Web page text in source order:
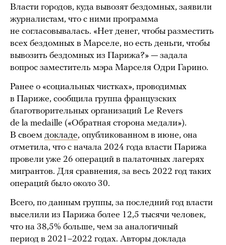
Власти городов, куда вывозят бездомных, заявили
журналистам, что с ними программа
не согласовывалась. «Нет денег, чтобы разместить
всех бездомных в Марселе, но есть деньги, чтобы
вывозить бездомных из Парижа?» — задала
вопрос заместитель мэра Марселя Одри Гарино.
Ранее о «социальных чистках», проводимых
в Париже, сообщила группа французских
благотворительных организаций Le Revers
de la medaille («Обратная сторона медали»).
В своем докладе, опубликованном в июне, она
отметила, что с начала 2024 года власти Парижа
провели уже 26 операций в палаточных лагерях
мигрантов. Для сравнения, за весь 2022 год таких
операций было около 30.
Всего, по данным группы, за последний год власти
выселили из Парижа более 12,5 тысячи человек,
что на 38,5% больше, чем за аналогичный
период в 2021–2022 годах. Авторы доклада